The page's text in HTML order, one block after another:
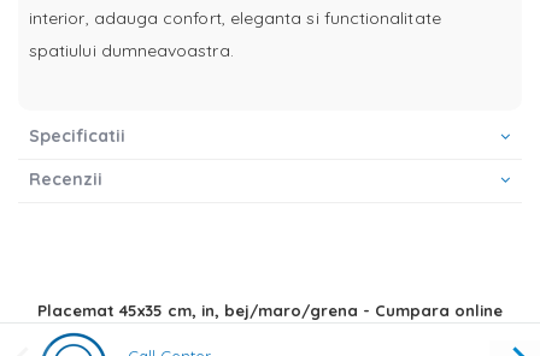
interior, adauga confort, eleganta si functionalitate
spatiului dumneavoastra.
Specificatii
Recenzii
Placemat 45x35 cm, in, bej/maro/grena - Cumpara online